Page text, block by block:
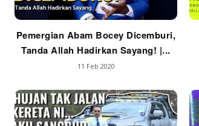
Pemergian Abam Bocey Dicemburi,
Tanda Allah Hadirkan Sayang! |...
11 Feb 2020